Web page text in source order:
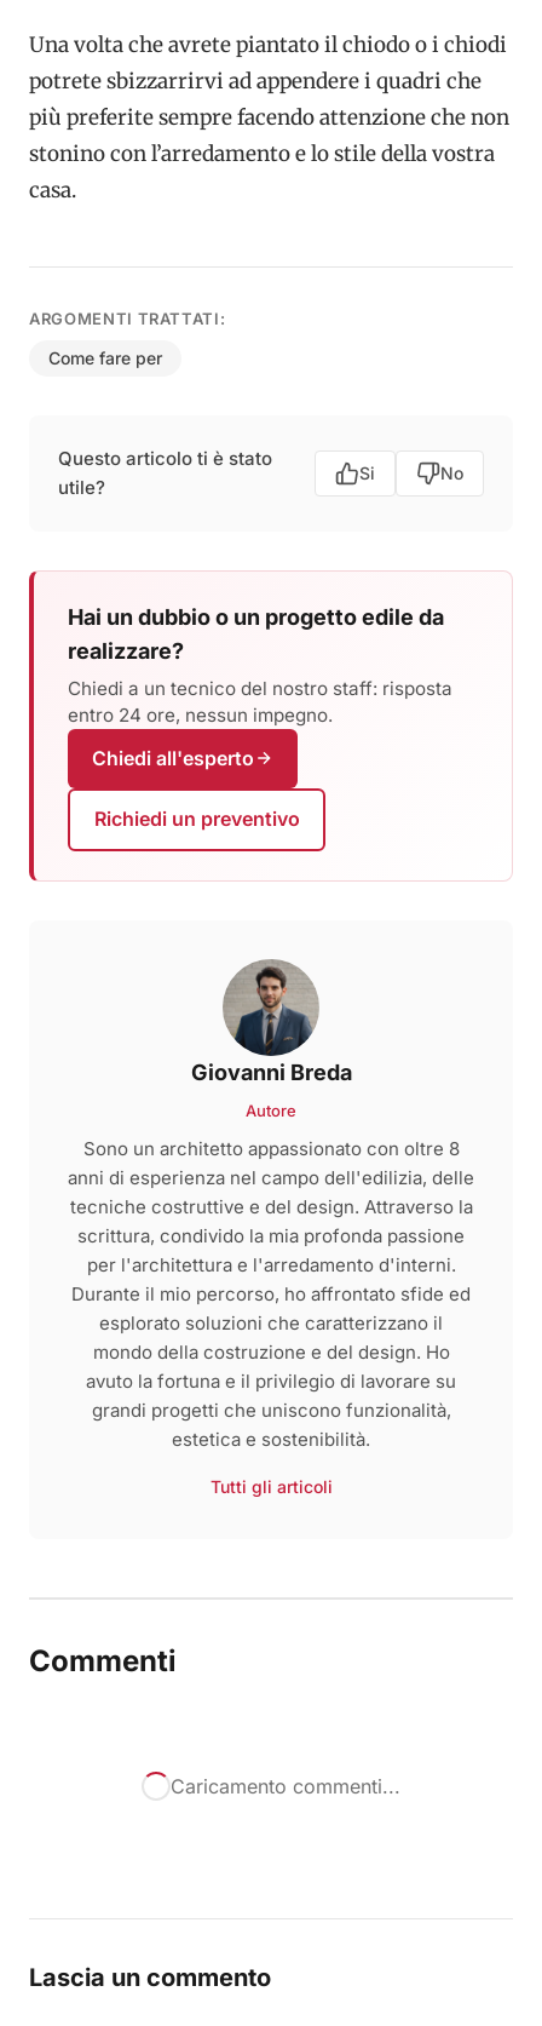
Una volta che avrete piantato il chiodo o i chiodi
potrete sbizzarrirvi ad appendere i quadri che
più preferite sempre facendo attenzione che non
stonino con l’arredamento e lo stile della vostra
casa.
ARGOMENTI TRATTATI:
Come fare per
Questo articolo ti è stato
utile?
Si No
Hai un dubbio o un progetto edile da
realizzare?
Chiedi a un tecnico del nostro staff: risposta
entro 24 ore, nessun impegno.
Chiedi all'esperto
Richiedi un preventivo
Giovanni Breda
Autore
Sono un architetto appassionato con oltre 8
anni di esperienza nel campo dell'edilizia, delle
tecniche costruttive e del design. Attraverso la
scrittura, condivido la mia profonda passione
per l'architettura e l'arredamento d'interni.
Durante il mio percorso, ho affrontato sfide ed
esplorato soluzioni che caratterizzano il
mondo della costruzione e del design. Ho
avuto la fortuna e il privilegio di lavorare su
grandi progetti che uniscono funzionalità,
estetica e sostenibilità.
Tutti gli articoli
Commenti
Caricamento commenti...
Lascia un commento